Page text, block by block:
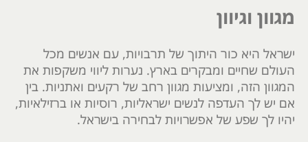
מגוון וגיוון
ישראל היא כור היתוך של תרבויות, עם אנשים מכל
העולם שחיים ומבקרים בארץ. נערות ליווי משקפות את
המגוון הזה, ומציעות מגוון רחב של רקעים ואתניות. בין
אם יש לך העדפה לנשים ישראליות, רוסיות או ברזילאיות,
יהיו לך שפע של אפשרויות לבחירה בישראל.